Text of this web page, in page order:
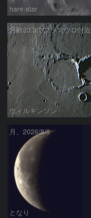
hare-star
月齢23.3のフラマウロ付近
ウィルキンソン
月、2026/8/8
となり